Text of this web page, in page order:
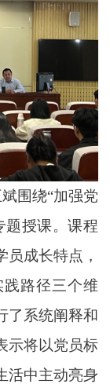
围绕“加强党
题授课。课程
成长特点，
路径三个维
了系统阐释和
示将以党员标
活中主动亮身